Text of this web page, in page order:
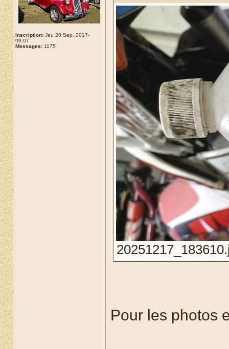
Inscription: Jeu 28 Sep, 2017-
09:07
Messages: 1175
Pour les photos